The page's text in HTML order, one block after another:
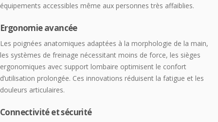
équipements accessibles même aux personnes très affaiblies.
Ergonomie avancée
Les poignées anatomiques adaptées à la morphologie de la main,
les systèmes de freinage nécessitant moins de force, les sièges
ergonomiques avec support lombaire optimisent le confort
d’utilisation prolongée. Ces innovations réduisent la fatigue et les
douleurs articulaires.
Connectivité et sécurité